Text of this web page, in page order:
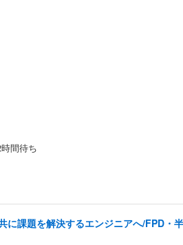
間待ち
に課題を解決するエンジニアへ/FPD・